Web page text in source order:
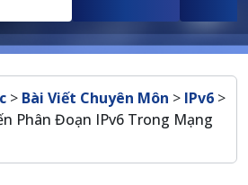
> Bài Viết Chuyên Môn > IPv6 >
Phân Đoạn IPv6 Trong Mạng